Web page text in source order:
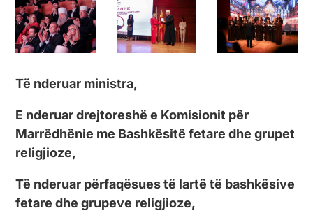
Të nderuar ministra,
E nderuar drejtoreshë e Komisionit për
Marrëdhënie me Bashkësitë fetare dhe grupet
religjioze,
Të nderuar përfaqësues të lartë të bashkësive
fetare dhe grupeve religjioze,